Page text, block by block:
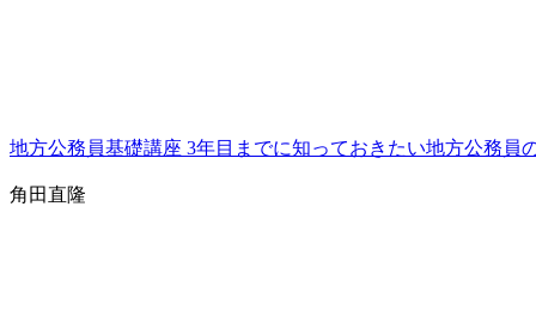
地方公務員基礎講座 3年目までに知っておきたい地方公務員
角田直隆